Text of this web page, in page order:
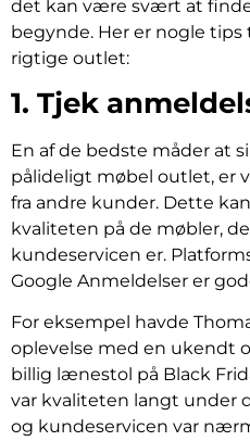
det kan være svært at finde
begynde. Her er nogle
rigtige outlet:
1. Tjek
En af de bedste måder at
pålideligt møbel outlet, er
fra andre kunder. Dette
kvaliteten på de møbler,
kundeservicen er.
Google Anmeldelser er
For eksempel havde
oplevelse med en ukendt
billig lænestol på Black
var kvaliteten langt under
og kundeservicen var